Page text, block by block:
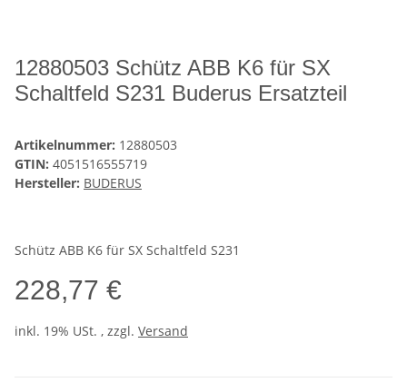
12880503 Schütz ABB K6 für SX
Schaltfeld S231 Buderus Ersatzteil
Artikelnummer: 12880503
GTIN: 4051516555719
Hersteller: BUDERUS
Schütz ABB K6 für SX Schaltfeld S231
228,77 €
inkl. 19% USt. , zzgl. Versand